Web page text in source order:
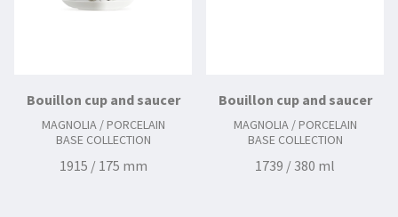
Bouillon cup and saucer
MAGNOLIA / PORCELAIN
BASE COLLECTION
1915 / 175 mm
Bouillon cup and saucer
MAGNOLIA / PORCELAIN
BASE COLLECTION
1739 / 380 ml